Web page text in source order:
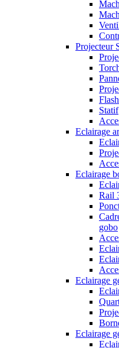
Projecteur
Statif
Eclairage
Eclairage
Rail
gobo
Eclairage
Eclairage